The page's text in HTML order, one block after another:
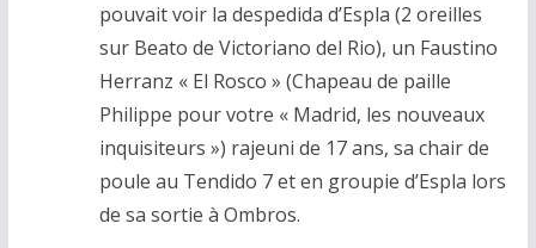
pouvait voir la despedida d’Espla (2 oreilles
sur Beato de Victoriano del Rio), un Faustino
Herranz « El Rosco » (Chapeau de paille
Philippe pour votre « Madrid, les nouveaux
inquisiteurs ») rajeuni de 17 ans, sa chair de
poule au Tendido 7 et en groupie d’Espla lors
de sa sortie à Ombros.